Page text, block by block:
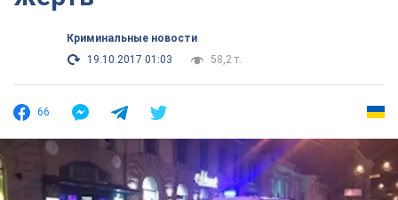
Криминальные новости
19.10.2017 01:03
58,2 т.
66